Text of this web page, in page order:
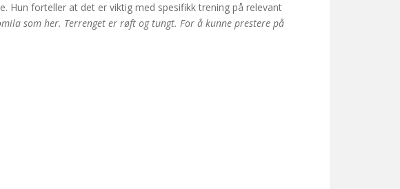
Hun forteller at det er viktig med spesifikk trening på relevant
som her. Terrenget er røft og tungt. For å kunne prestere på